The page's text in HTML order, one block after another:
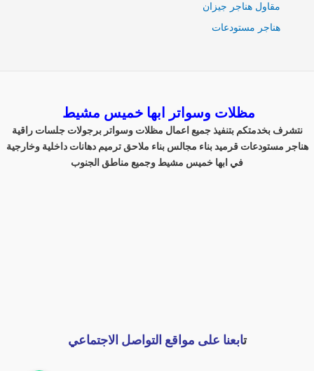
مقاول هناجر جيزان
هناجر مستودعات
مظلات وسواتر ابها خميس مشيط
نتشرف بخدمتكم بتنفيذ جميع اعمال مظلات وسواتر برجولات جلسات راقية
هناجر مستودعات قرميد بناء مجالس بناء ملاحق ترميم دهانات داخلية وخارجية
في ابها خميس مشيط وجميع مناطق الجنوب
تابعنا على مواقع التواصل الاجتماعي